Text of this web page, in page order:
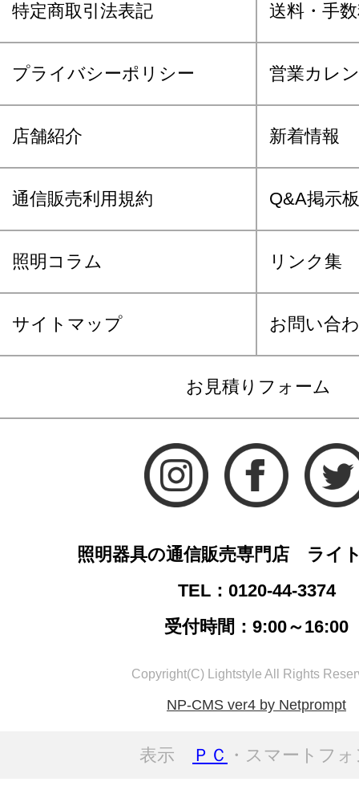
特定商取引法表記 送料・手
プライバシーポリシー 営業カレ
店舗紹介 新着情報
通信販売利用規約 Q&A掲示板
照明コラム リンク集
サイトマップ お問い合
お見積りフォーム
照明器具の通信販売専門店 ライ
TEL：0120-44-3374
受付時間：9:00～16:00
Copyright(C) Lightstyle All Rights
NP-CMS ver4 by Netprompt
表示 ＰＣ ・スマートフ